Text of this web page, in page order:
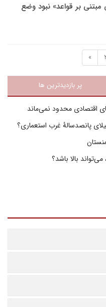
مبتنی بر قواعد» نبود وضع
»
پر بازدیدترین ها
اقتصادی محدود نمی‌ماند
پانصدسالۀ غرب استعماری؟
بالا باشد؟